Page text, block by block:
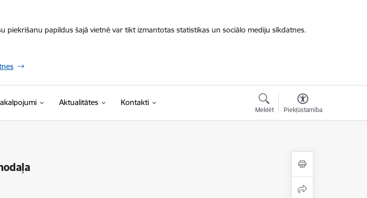
papildus šajā vietnē var tikt izmantotas statistikas un sociālo mediju sīkdatnes.
Aktualitātes Kontakti
Meklēt Piekļūstamība